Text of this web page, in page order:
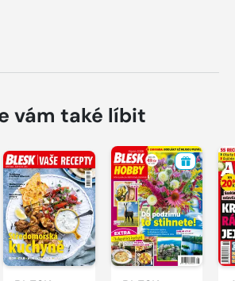
vám také líbit